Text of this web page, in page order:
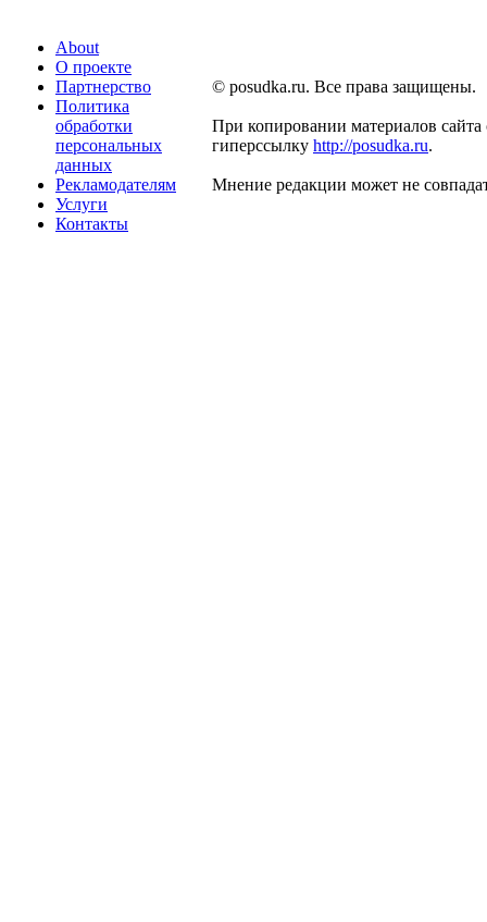
About
О проекте
Партнерство
Политика
обработки
персональных
данных
Рекламодателям
Услуги
Контакты
© posudka.ru. Все права защищены.
При копировании материалов сайта
гиперссылку http://posudka.ru.
Мнение редакции может не